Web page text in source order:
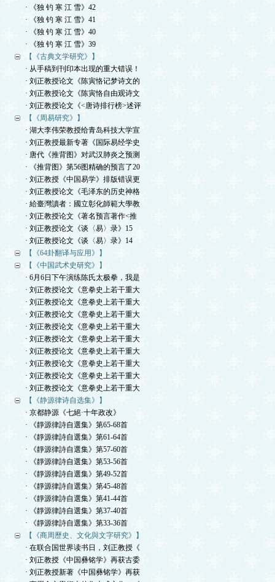
· 《独 钓 寒 江 雪》42
· 《独 钓 寒 江 雪》41
· 《独 钓 寒 江 雪》40
· 《独 钓 寒 江 雪》39
【《古典文学研究》】
· 从手稿到刊印本出现的重大错误！
· 刘正教授论文《陈寅恪记梦诗文的
· 刘正教授论文《陈寅恪自由观诗文
· 刘正教授论文《<唐诗排行榜>述评
【《周易研究》】
· 湖大李伟荣教授给青岛科技大学宣
· 刘正教授最新专著《国际易经学史
· 唐代《推背图》对武汉肺炎之预测
· 《推背图》第56图精确的预言了20
· 刘正教授《中国易学》排版错误更
· 刘正教授论文《毛泽东的历史神格
· 給臺灣讀者：國立彰化師範大學教
· 刘正教授论文《著名预言著作<推
· 刘正教授论文《谈〈易〉录》15
· 刘正教授论文《谈〈易〉录》14
【《64卦翻译与应用》】
【《中国武术史研究》】
· 6月6日下午演练陈氏太极拳，我是
· 刘正教授论文《意拳史上若干重大
· 刘正教授论文《意拳史上若干重大
· 刘正教授论文《意拳史上若干重大
· 刘正教授论文《意拳史上若干重大
· 刘正教授论文《意拳史上若干重大
· 刘正教授论文《意拳史上若干重大
· 刘正教授论文《意拳史上若干重大
· 刘正教授论文《意拳史上若干重大
· 刘正教授论文《意拳史上若干重大
【《静源律诗自选集》】
· 京都静源《七絕·十年政改》
· 《靜源律詩自選集》第65-68首
· 《靜源律詩自選集》第61-64首
· 《靜源律詩自選集》第57-60首
· 《靜源律詩自選集》第53-56首
· 《靜源律詩自選集》第49-52首
· 《靜源律詩自選集》第45-48首
· 《靜源律詩自選集》第41-44首
· 《靜源律詩自選集》第37-40首
· 《靜源律詩自選集》第33-36首
【《商周歷史、文化與文字研究》】
· 在联合国世界读书日，刘正教授《
· 刘正教授《中国彝铭学》再获古委
· 刘正教授新著《中国彝铭学》再获